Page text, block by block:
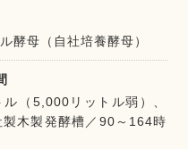
酵母（自社培養酵母）
（5,000リットル弱）、
木製発酵槽／90～164時